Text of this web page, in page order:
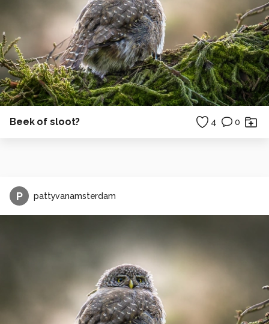
Beek of sloot? 4 0
P pattyvanamsterdam